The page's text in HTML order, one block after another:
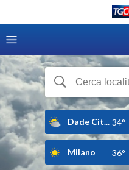
Dade Cit... 34°
Milano 36°